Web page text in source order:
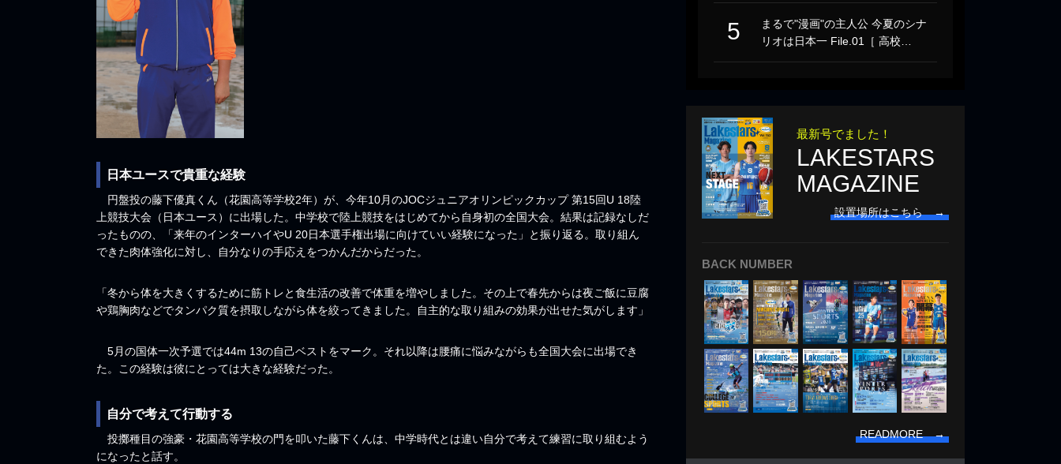
日本ユースで貴重な経験
円盤投の藤下優真くん（花園高等学校2年）が、今年10月のJOCジュニアオリンピックカップ 第15回U 18陸
上競技大会（日本ユース）に出場した。中学校で陸上競技をはじめてから自身初の全国大会。結果は記録なしだ
ったものの、「来年のインターハイやU 20日本選手権出場に向けていい経験になった」と振り返る。取り組ん
できた肉体強化に対し、自分なりの手応えをつかんだからだった。
「冬から体を大きくするために筋トレと食生活の改善で体重を増やしました。その上で春先からは夜ご飯に豆腐
や鶏胸肉などでタンパク質を摂取しながら体を絞ってきました。自主的な取り組みの効果が出せた気がします」
5月の国体一次予選では44m 13の自己ベストをマーク。それ以降は腰痛に悩みながらも全国大会に出場でき
た。この経験は彼にとっては大きな経験だった。
自分で考えて行動する
投擲種目の強豪・花園高等学校の門を叩いた藤下くんは、中学時代とは違い自分で考えて練習に取り組むよう
になったと話す。
5
まるで"漫画"の主人公 今夏のシナ
リオは日本一 File.01［ 高校…
最新号でました！
LAKESTARS
MAGAZINE
設置場所はこちら →
BACK NUMBER
READMORE →